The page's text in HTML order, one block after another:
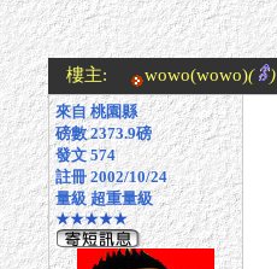
樓主: wowo(wowo)( )
來自 桃園縣
磅數 2373.9磅
發文 574
註冊 2002/10/24
量級 超重量級
★★★★★